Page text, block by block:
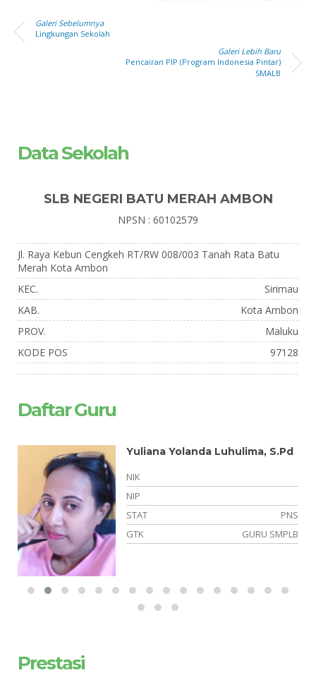
Galeri Sebelumnya
Lingkungan Sekolah
Galeri Lebih Baru
Pencairan PIP (Program Indonesia Pintar)
SMALB
Data Sekolah
SLB NEGERI BATU MERAH AMBON
NPSN : 60102579
Jl. Raya Kebun Cengkeh RT/RW 008/003 Tanah Rata Batu
Merah Kota Ambon
KEC.
Sirimau
KAB.
Kota Ambon
PROV.
Maluku
KODE POS
97128
Daftar Guru
Yuliana Yolanda Luhulima, S.Pd
NIK
NIP
STAT
PNS
GTK
GURU SMPLB
Prestasi